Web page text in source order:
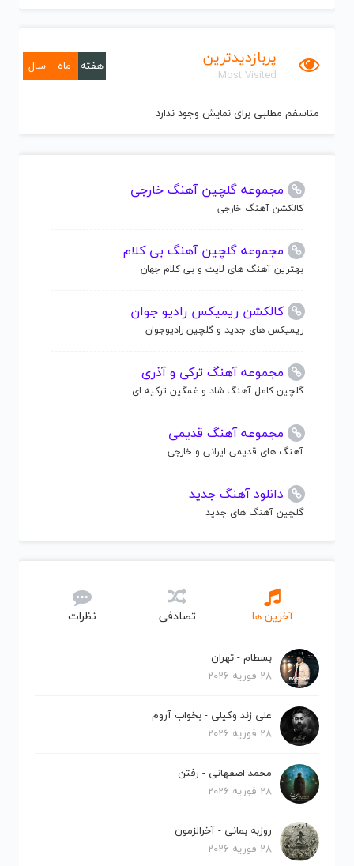
پربازدیدترین
Most Visited
هفته ماه سال
متاسفم مطلبی برای نمایش وجود ندارد
مجموعه گلچین آهنگ خارجی
کالکشن آهنگ خارجی
مجموعه گلچین آهنگ بی کلام
بهترین آهنگ های لایت و بی کلام جهان
کالکشن ریمیکس رادیو جوان
ریمیکس های جدید و گلچین رادیوجوان
مجموعه آهنگ ترکی و آذری
گلچین کامل آهنگ شاد و غمگین ترکیه ای
مجموعه آهنگ قدیمی
آهنگ های قدیمی ایرانی و خارجی
دانلود آهنگ جدید
گلچین آهنگ های جدید
آخرین ها تصادفی نظرات
بسطام - تهران
28 فوریه 2026
علی زند وکیلی - بخواب آروم
28 فوریه 2026
محمد اصفهانی - رفتن
28 فوریه 2026
روزبه بمانی - آخرالزمون
28 فوریه 2026